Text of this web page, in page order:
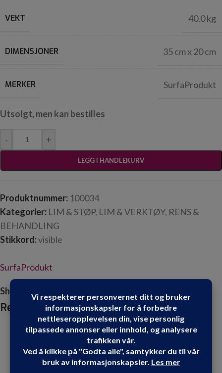
VEKT 40.0 kg
DIMENSJONER 35 cm x 20 cm
MERKER SurfaProdukt
Utsolgt, men kan bestilles
- +
LEGG I HANDLEKURV
Produktnummer: 100034
Kategorier: LIM & STØP, LIM & VERKTØY, RENS &
BEHANDLING
Stikkord:visible
SurfaProdukt
Share:
Relaterte produkter